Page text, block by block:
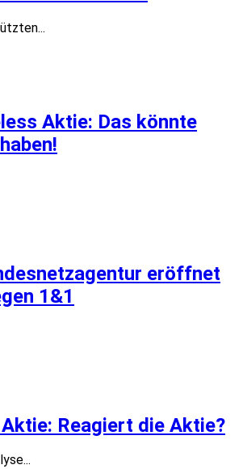
Aktie: Das könnte
eröffnet
1&1
Reagiert die Aktie?